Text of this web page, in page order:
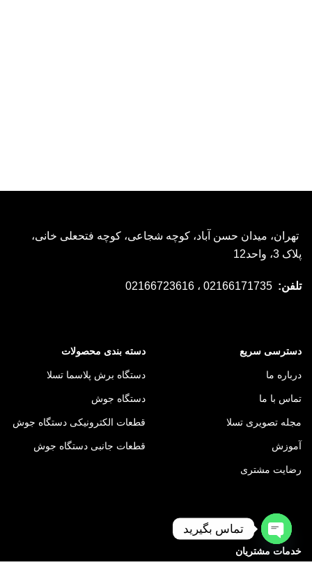
تهران، میدان حسن آباد، کوچه شجاعی، کوچه فتحعلی خانی،
پلاک 3، واحد12
تلفن:
دسترسی سریع
درباره ما
تماس با ما
مجله تصویری تسلا
آموزش
رضایت مشتری
دسته بندی محصولات
دستگاه برش پلاسما تسلا
دستگاه جوش
قطعات الکترونیکی دستگاه جوش
قطعات جانبی دستگاه جوش
خدمات مشتریان
تماس بگیرید
Open